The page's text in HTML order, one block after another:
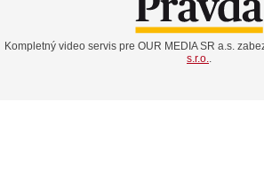
Kompletný video servis pre OUR MEDIA SR a.s.
s.r.o..